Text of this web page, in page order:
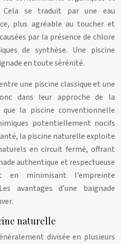
Cela se traduit par une eau
plus agréable au toucher et
par la présence de chlore
de synthèse. Une piscine
en toute sérénité.
une piscine classique et une
dans leur approche de la
la piscine conventionnelle
potentiellement nocifs
la piscine naturelle exploite
en circuit fermé, offrant
authentique et respectueuse
en minimisant l’empreinte
avantages d’une baignade
naturelle
divisée en plusieurs